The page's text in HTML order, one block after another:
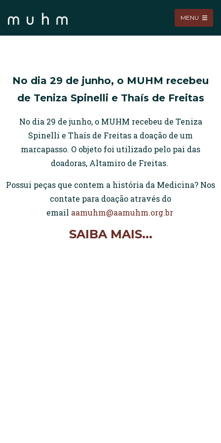
MENU
No dia 29 de junho, o MUHM recebeu
de Teniza Spinelli e Thaís de Freitas
No dia 29 de junho, o MUHM recebeu de Teniza
Spinelli e Thaís de Freitas a doação de um
marcapasso. O objeto foi utilizado pelo pai das
doadoras, Altamiro de Freitas.
Possui peças que contem a história da Medicina? Nos
contate para doação através do
email aamuhm@aamuhm.org.br
SAIBA MAIS...